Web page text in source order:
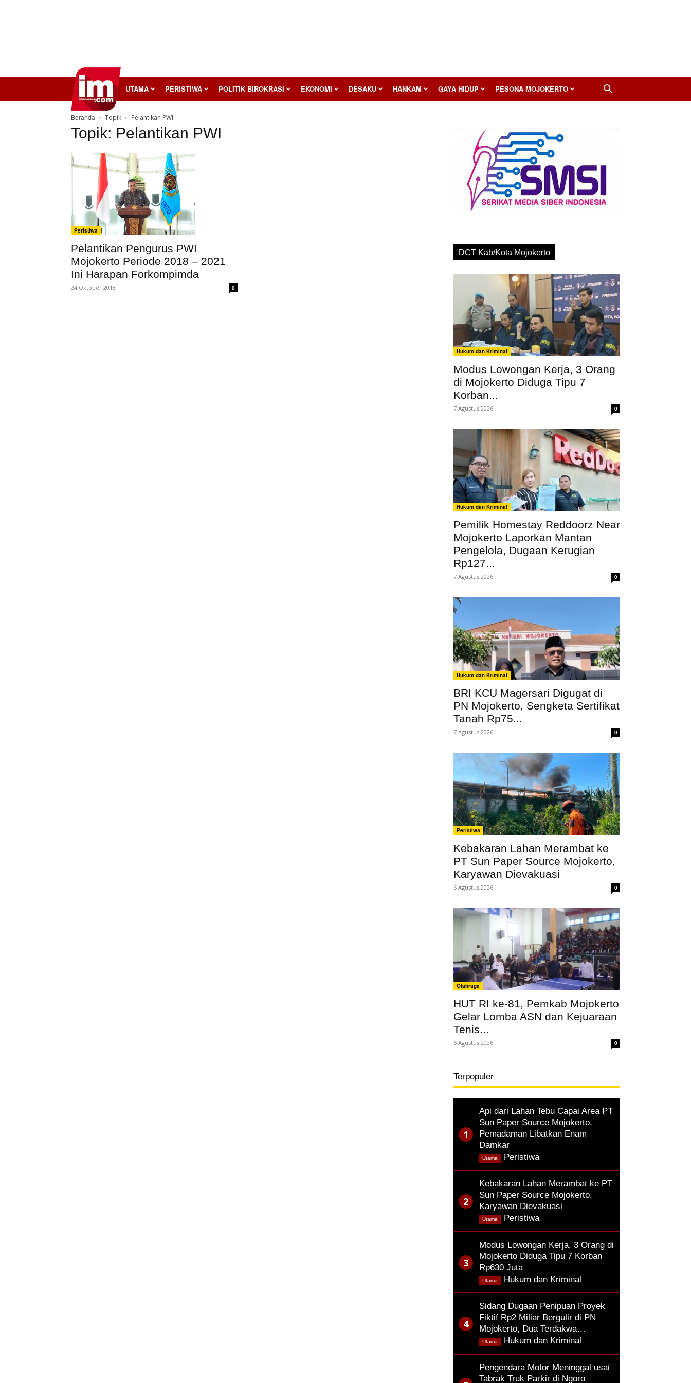
InilahMojokerto UTAMA PERISTIWA POLITIK BIROKRASI EKONOMI DESAKU HANKAM GAYA HIDUP PESONA MOJOKERTO
Beranda Topik Pelantikan PWI
Topik: Pelantikan PWI
Peristiwa
Pelantikan Pengurus PWI
Mojokerto Periode 2018 – 2021
Ini Harapan Forkompimda
24 Oktober 2018 0
DCT Kab/Kota Mojokerto
Hukum dan Kriminal
Modus Lowongan Kerja, 3 Orang
di Mojokerto Diduga Tipu 7
Korban...
7 Agustus 2026 0
Hukum dan Kriminal
Pemilik Homestay Reddoorz Near
Mojokerto Laporkan Mantan
Pengelola, Dugaan Kerugian
Rp127...
7 Agustus 2026 0
Hukum dan Kriminal
BRI KCU Magersari Digugat di
PN Mojokerto, Sengketa Sertifikat
Tanah Rp75...
7 Agustus 2026 0
Peristiwa
Kebakaran Lahan Merambat ke
PT Sun Paper Source Mojokerto,
Karyawan Dievakuasi
6 Agustus 2026 0
Olahraga
HUT RI ke-81, Pemkab Mojokerto
Gelar Lomba ASN dan Kejuaraan
Tenis...
6 Agustus 2026 0
Terpopuler
Api dari Lahan Tebu Capai Area PT
Sun Paper Source Mojokerto,
Pemadaman Libatkan Enam
Damkar
Peristiwa,
Utama
Kebakaran Lahan Merambat ke PT
Sun Paper Source Mojokerto,
Karyawan Dievakuasi
Peristiwa,
Utama
Modus Lowongan Kerja, 3 Orang di
Mojokerto Diduga Tipu 7 Korban
Rp630 Juta
Hukum dan Kriminal
Utama
Sidang Dugaan Penipuan Proyek
Fiktif Rp2 Miliar Bergulir di PN
Mojokerto, Dua Terdakwa…
Hukum dan Kriminal
Utama
Pengendara Motor Meninggal usai
Tabrak Truk Parkir di Ngoro